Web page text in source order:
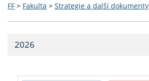
FF > Fakulta > Strategie a další dokumenty
2026